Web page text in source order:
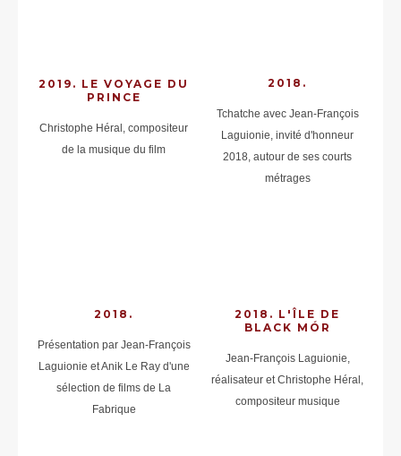
2019. LE VOYAGE DU
PRINCE
Christophe Héral, compositeur
de la musique du film
2018.
Tchatche avec Jean-François
Laguionie, invité d'honneur
2018, autour de ses courts
métrages
2018.
Présentation par Jean-François
Laguionie et Anik Le Ray d'une
sélection de films de La
Fabrique
2018. L'ÎLE DE
BLACK MÓR
Jean-François Laguionie,
réalisateur et Christophe Héral,
compositeur musique